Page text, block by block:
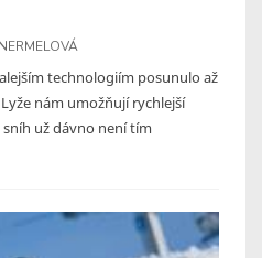
technologiím posunulo až
nám umožňují rychlejší
už dávno není tím